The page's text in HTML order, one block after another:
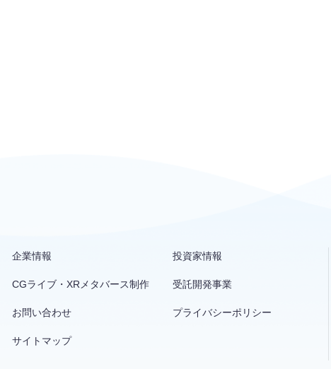
企業情報 投資家情報
CGライブ・XRメタバース制作 受託開発事業
お問い合わせ プライバシーポリシー
サイトマップ